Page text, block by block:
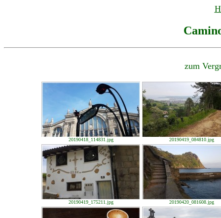
zum
20190418_114831.jpg 20190419_084810.jpg
20190419_175211.jpg 20190420_081608.jpg